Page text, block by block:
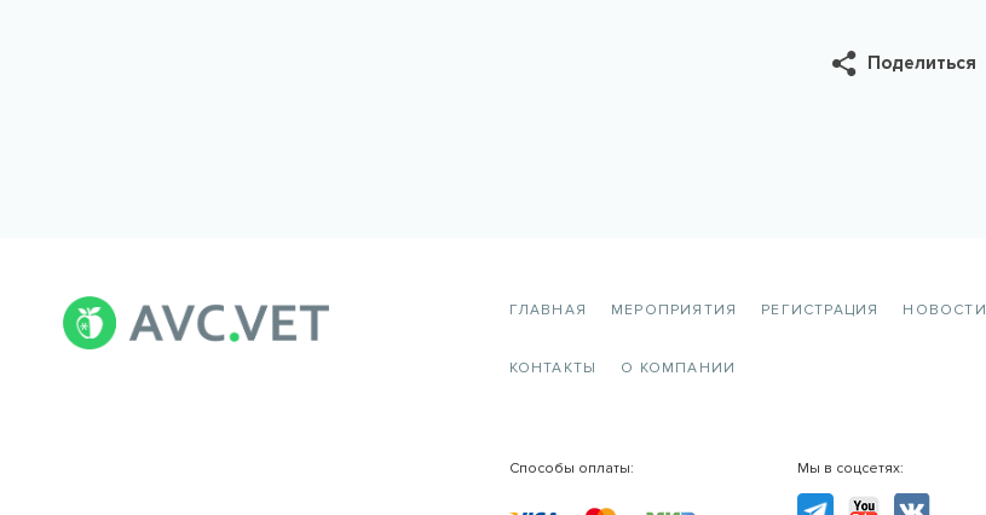
Поделиться
ГЛАВНАЯ МЕРОПРИЯТИЯ РЕГИСТРАЦИЯ НОВОСТИ
КОНТАКТЫ О КОМПАНИИ
Способы оплаты: Мы в соцсетях:
TG YouTube
VK